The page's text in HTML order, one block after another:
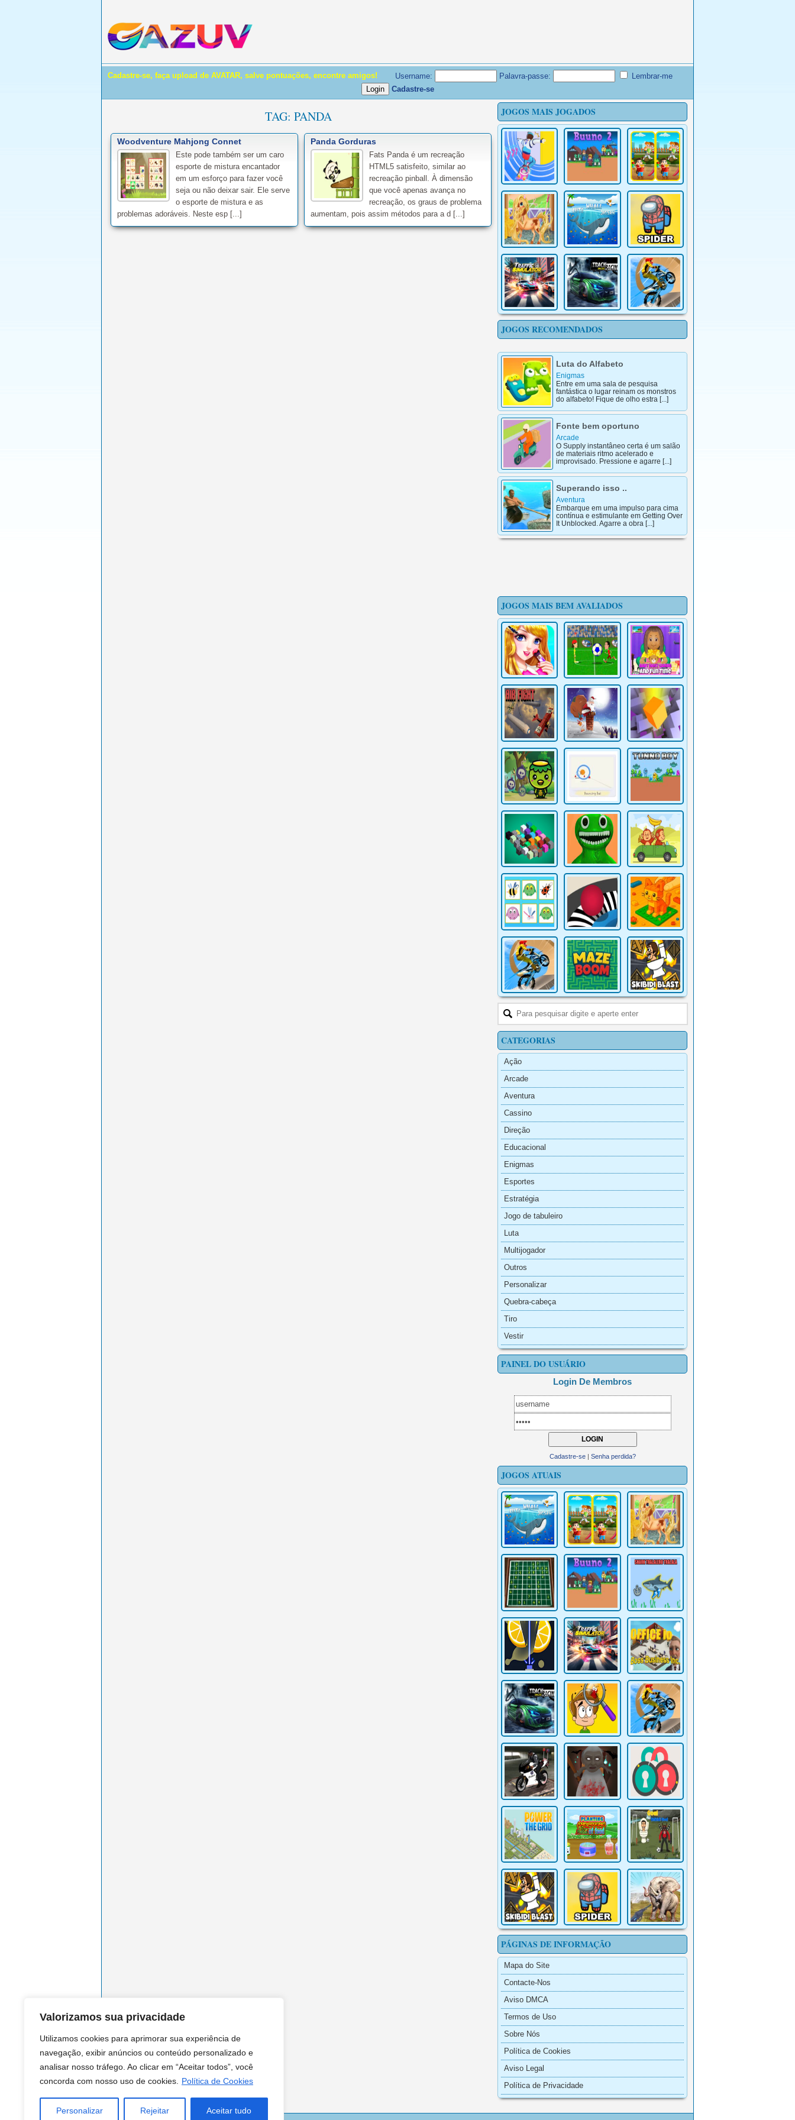
Valorizamos sua privacidade
Utilizamos cookies para aprimorar sua experiência de
navegação, exibir anúncios ou conteúdo personalizado e
analisar nosso tráfego. Ao clicar em “Aceitar todos”, você
concorda com nosso uso de cookies.
Política de Cookies
Personalizar Rejeitar Aceitar tudo
Cadastre-se, faça upload de AVATAR, salve pontuações, encontre amigos! Username: Palavra-passe:
Lembrar-me
Cadastre-se
TAG: PANDA
Woodventure Mahjong Connet
Este pode também ser um caro
esporte de mistura encantador
em um esforço para fazer você
seja ou não deixar sair. Ele serve
o esporte de mistura e as
problemas adoráveis. Neste esp [...]
Panda Gorduras
Fats Panda é um recreação
HTML5 satisfeito, similar ao
recreação pinball. À dimensão
que você apenas avança no
recreação, os graus de problema
aumentam, pois assim métodos para a d [...]
JOGOS MAIS JOGADOS
JOGOS RECOMENDADOS
Luta do Alfabeto
Enigmas
Entre em uma sala de pesquisa
fantástica o lugar reinam os monstros
do alfabeto! Fique de olho estra [...]
Fonte bem oportuno
Arcade
O Supply instantâneo certa é um salão
de materiais ritmo acelerado e
improvisado. Pressione e agarre [...]
Superando isso ..
JOGOS MAIS BEM AVALIADOS
CATEGORIAS
Ação
Arcade
Aventura
Cassino
Direção
Educacional
Enigmas
Esportes
Estratégia
Jogo de tabuleiro
Luta
Multijogador
Outros
Personalizar
Quebra-cabeça
Tiro
Vestir
PAINEL DO USUÁRIO
Login De Membros
Cadastre-se| Senha perdida?
JOGOS ATUAIS
PÁGINAS DE INFORMAÇÃO
Mapa do Site
Contacte-Nos
Aviso DMCA
Termos de Uso
Sobre Nós
Política de Cookies
Aviso Legal
Política de Privacidade